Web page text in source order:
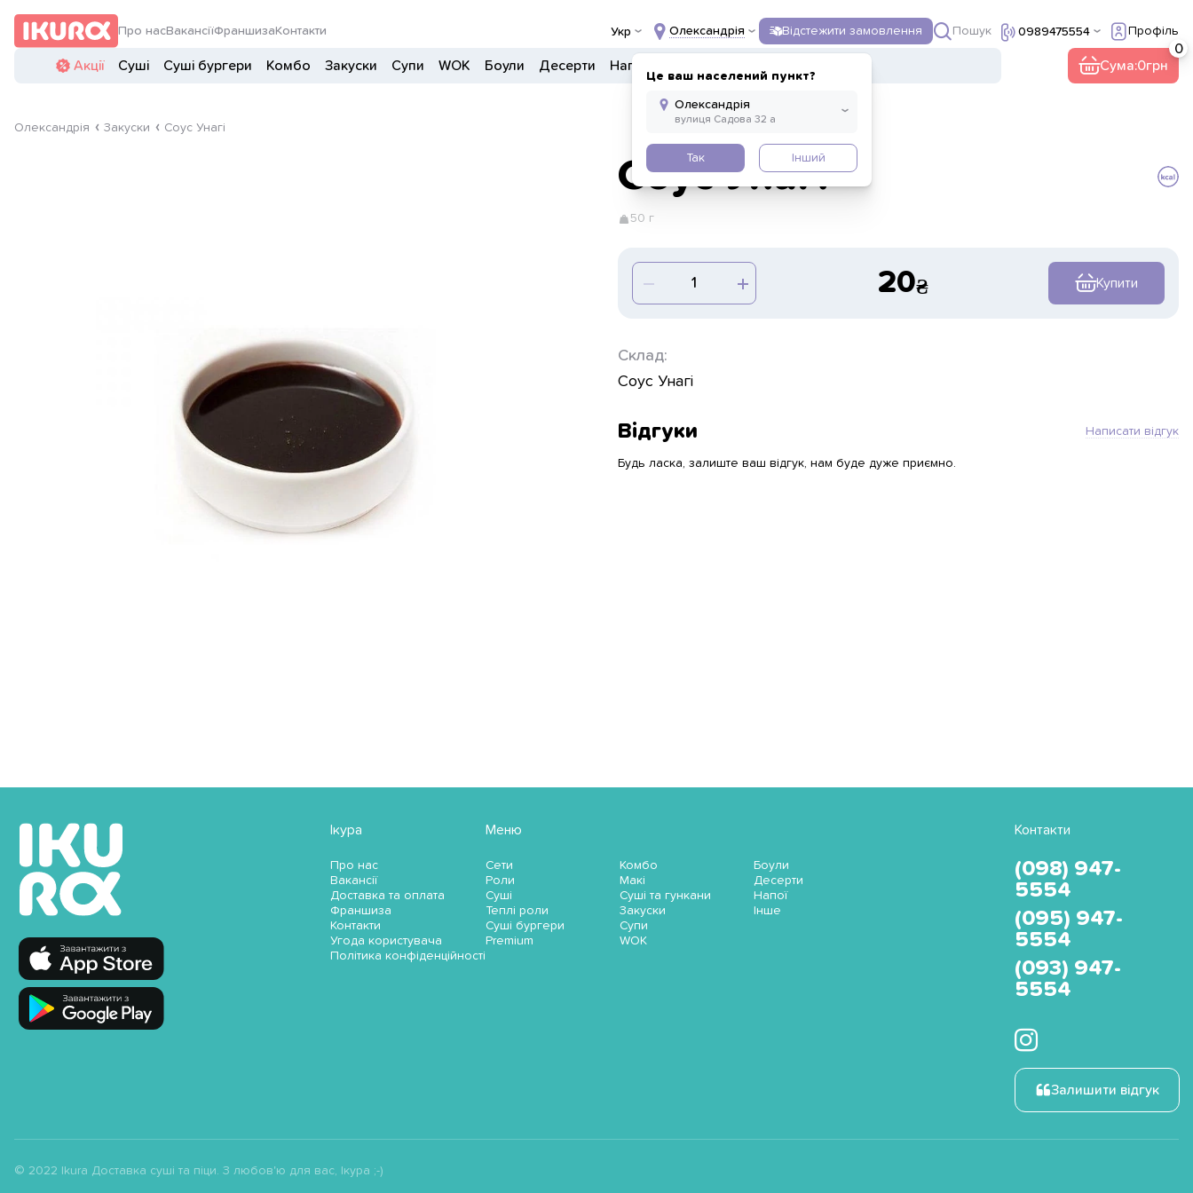
Про насВакансіїФраншиза Контакти Укр Олександрія
Це ваш населений пункт?
Так Інший
Відстежити замовлення Пошук 0989475554 Профіль
Акції Суші Суші бургери Комбо Закуски Супи WOK Боули Десерти Напої Сума:0
Олександрія Закуски Соус Унагі
Соус Унагі
50 г
20 Купити
Склад:
Соус Унагі
Відгуки Написати відгук
Будь ласка, залиште ваш відгук, нам буде дуже приємно.
Ікура
Про нас
Вакансії
Доставка та оплата
Франшиза
Контакти
Угода користувача
Політика конфіденційності
Меню
Сети
Роли
Суші
Теплі роли
Суші бургери
Premium
Комбо
Макі
Суші та гункани
Закуски
Супи
WOK
Боули
Десерти
Напої
Інше
Контакти
(098) 947-
5554
(095) 947-
5554
(093) 947-
5554
Залишити відгук
© 2022 Ikura Доставка суші та піци. З любов'ю для вас, Ікура ;-)